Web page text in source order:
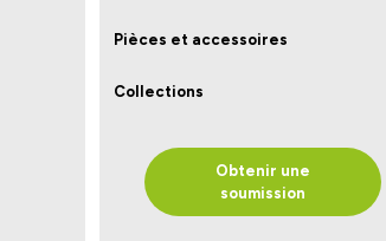
Pièces et accessoires
Collections
Obtenir une
soumission